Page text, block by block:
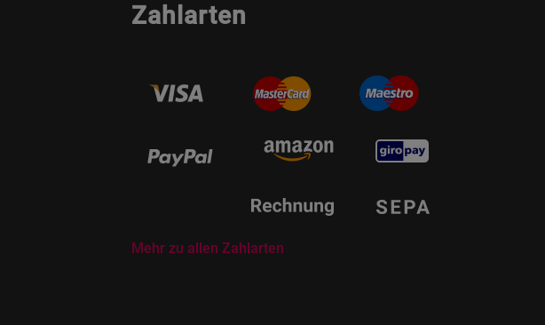
Zahlarten
Mehr zu allen Zahlarten